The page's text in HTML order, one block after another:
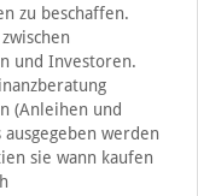
zu beschaffen.
und Investoren.
(Anleihen und
werden
sie wann kaufen